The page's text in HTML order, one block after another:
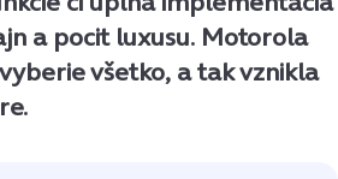
a pocit luxusu. Motorola
všetko, a tak vznikla